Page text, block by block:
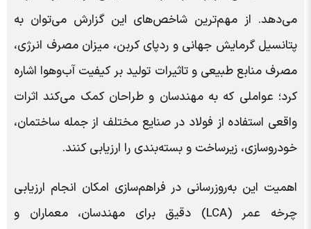
می‌دهد. از مهم‌ترین شاخص‌های این گزارش می‌توان به
پتانسیل گرمایش جهانی و ردپای کربن، میزان مصرف انرژی،
مصرف منابع طبیعی و تاثیرات تولید بر کیفیت آب‌وهوا اشاره
کرد؛ عواملی که به مهندسان و طراحان کمک می‌کند اثرات
واقعی استفاده از فولاد در صنایع مختلف از جمله ساختمان،
خودروسازی، زیرساخت و بسته‌بندی را ارزیابی کنند.
اهمیت این به‌روزرسانی در فراهم‌سازی امکان انجام ارزیابی
چرخه عمر (LCA) دقیق برای مهندسان، معماران و